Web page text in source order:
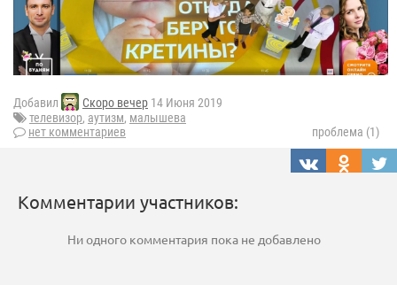
Добавил Скоро вечер 14 Июня 2019
телевизор, аутизм, малышева
нет комментариев
проблема (1)
Комментарии участников:
Ни одного комментария пока не добавлено